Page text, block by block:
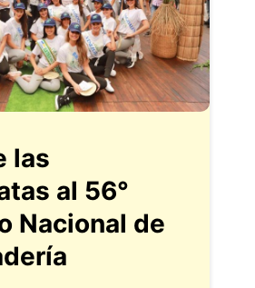
las
al 56°
Nacional de